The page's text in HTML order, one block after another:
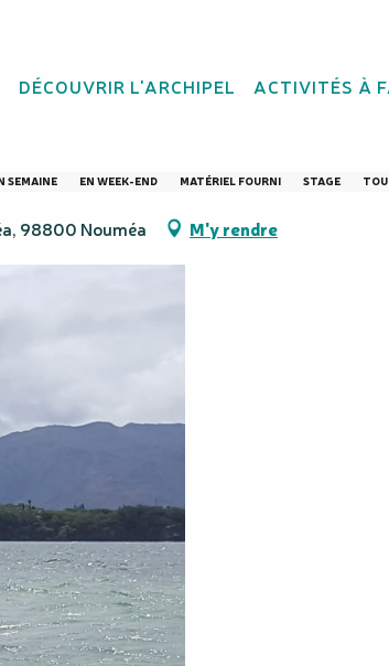
DÉCOUVRIR L'ARCHIPEL ACTIVITÉS À
à voile -
SEMAINE EN WEEK-END MATÉRIEL FOURNI STAGE
98800 Nouméa M'y rendre